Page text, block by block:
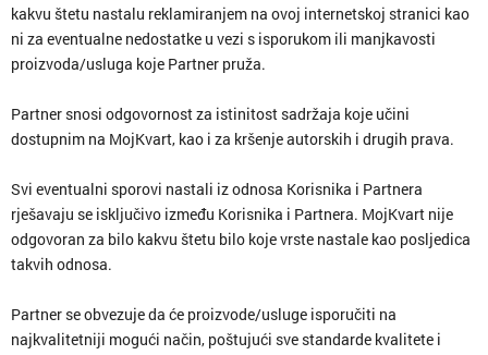
kakvu štetu nastalu reklamiranjem na ovoj internetskoj stranici kao
ni za eventualne nedostatke u vezi s isporukom ili manjkavosti
proizvoda/usluga koje Partner pruža.
Partner snosi odgovornost za istinitost sadržaja koje učini
dostupnim na MojKvart, kao i za kršenje autorskih i drugih prava.
Svi eventualni sporovi nastali iz odnosa Korisnika i Partnera
rješavaju se isključivo između Korisnika i Partnera. MojKvart nije
odgovoran za bilo kakvu štetu bilo koje vrste nastale kao posljedica
takvih odnosa.
Partner se obvezuje da će proizvode/usluge isporučiti na
najkvalitetniji mogući način, poštujući sve standarde kvalitete i